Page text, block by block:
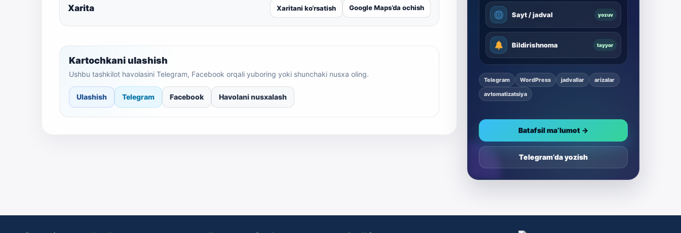
Xarita Xaritani ko‘rsatish Google Maps’da ochish
Kartochkani ulashish
Ushbu tashkilot havolasini Telegram, Facebook orqali yuboring yoki shunchaki nusxa oling.
Ulashish Telegram Facebook Havolani nusxalash
Sayt / jadval yozuv
Bildirishnoma tayyor
Telegram WordPress jadvallar
arizalar
avtomatizatsiya
Batafsil ma’lumot →
Telegram’da yozish